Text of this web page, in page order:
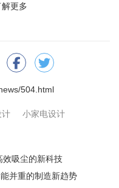
更多
504.html
计 小家电设计
效吸尘的新科技
并重的制造新趋势